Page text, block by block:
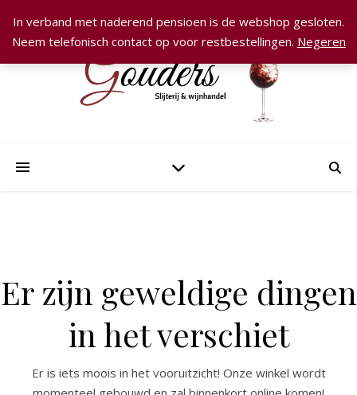
Er zijn geweldige dingen
in het verschiet
Er is iets moois in het vooruitzicht! Onze winkel wordt
In verband met naderend pensioen is de webshop gesloten.
Neem telefonisch contact op voor restbestellingen. Negeren